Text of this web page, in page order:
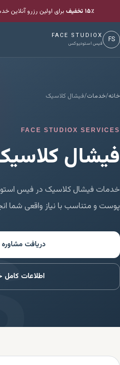
۱۵٪ تخفیف برای اولین رزرو آنلاین
FS
FACE STUDIOX
فیس استودیوکس
خانه/خدمات/فیشال کلاسیک
FACE STUDIOX SERVICES
فیشال
خدمات فیشال کلاسیک در فیس
پوست و متناسب با نیاز واقعی شما
دریافت مشاوره
اطلاعات